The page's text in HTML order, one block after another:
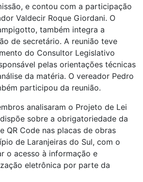
e contou com a participação
Valdecir Roque Giordani. O
também integra a
de secretário. A reunião teve
do Consultor Legislativo
pelas orientações técnicas
da matéria. O vereador Pedro
participou da reunião.
analisaram o Projeto de Lei
sobre a obrigatoriedade da
QR Code nas placas de obras
de Laranjeiras do Sul, com o
o acesso à informação e
eletrônica por parte da